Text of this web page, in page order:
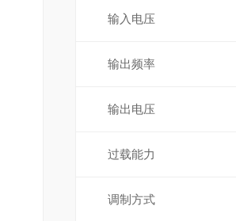
输入电压
输出频率
输出电压
过载能力
调制方式